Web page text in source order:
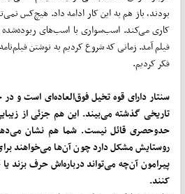
بودند، باز هم به این کار ادامه داد. هیچ‌کس
کاری می‌کند. اسب‌سواری با اسب‌های
فیلم آمد. زمانی که شروع کردیم به نوشتن
فکر کردیم.
سنتار دارای قوه تخیل فوق‌العاده‌ای است و
تاریخی گذشته می‌بیند. این هم جزئی از
حدوحصری قائل نیست. شما هم نشان
روستایش مشکل دارد چون آن‌ها می‌خواهند برای
پیرامون آن‌چه می‌تواند درباره‌اش حرف بزند
کنند.